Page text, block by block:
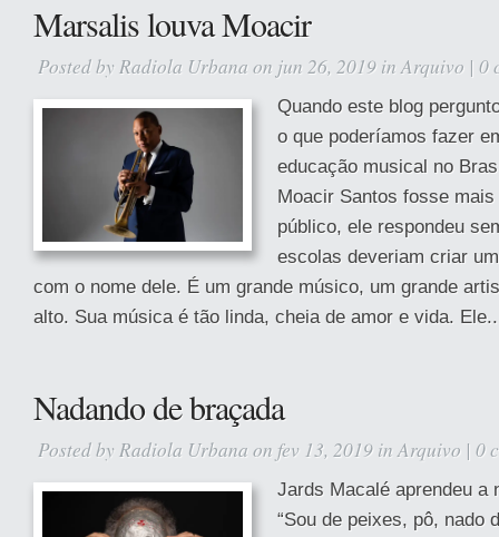
Marsalis louva Moacir
Posted by Radiola Urbana on jun 26, 2019 inArquivo | 0
Quando este blog
o que poderíamos fazer
educação musical no
Moacir Santos fosse
público, ele respondeu
escolas deveriam criar
com o nome dele. É um grande músico, um grande
alto. Sua música é tão linda, cheia de amor e vida.
Nadando de braçada
Posted by Radiola Urbana on fev 13, 2019 inArquivo | 0
Jards Macalé aprendeu a
“Sou de peixes, pô, nado